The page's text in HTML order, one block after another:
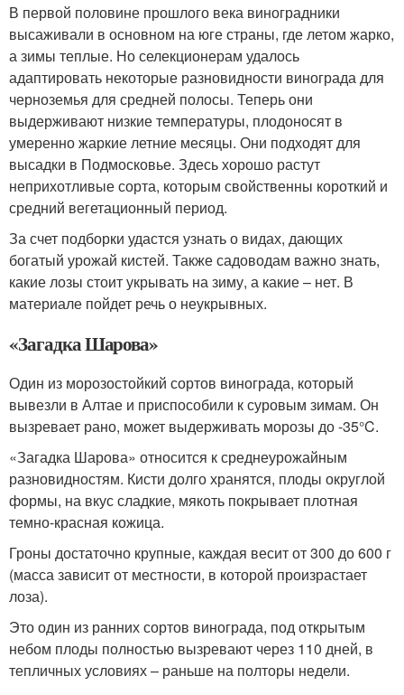
В первой половине прошлого века виноградники
высаживали в основном на юге страны, где летом жарко,
а зимы теплые. Но селекционерам удалось
адаптировать некоторые разновидности винограда для
черноземья для средней полосы. Теперь они
выдерживают низкие температуры, плодоносят в
умеренно жаркие летние месяцы. Они подходят для
высадки в Подмосковье. Здесь хорошо растут
неприхотливые сорта, которым свойственны короткий и
средний вегетационный период.
За счет подборки удастся узнать о видах, дающих
богатый урожай кистей. Также садоводам важно знать,
какие лозы стоит укрывать на зиму, а какие – нет. В
материале пойдет речь о неукрывных.
«Загадка Шарова»
Один из морозостойкий сортов винограда, который
вывезли в Алтае и приспособили к суровым зимам. Он
вызревает рано, может выдерживать морозы до -35°C.
«Загадка Шарова» относится к среднеурожайным
разновидностям. Кисти долго хранятся, плоды округлой
формы, на вкус сладкие, мякоть покрывает плотная
темно-красная кожица.
Гроны достаточно крупные, каждая весит от 300 до 600 г
(масса зависит от местности, в которой произрастает
лоза).
Это один из ранних сортов винограда, под открытым
небом плоды полностью вызревают через 110 дней, в
тепличных условиях – раньше на полторы недели.